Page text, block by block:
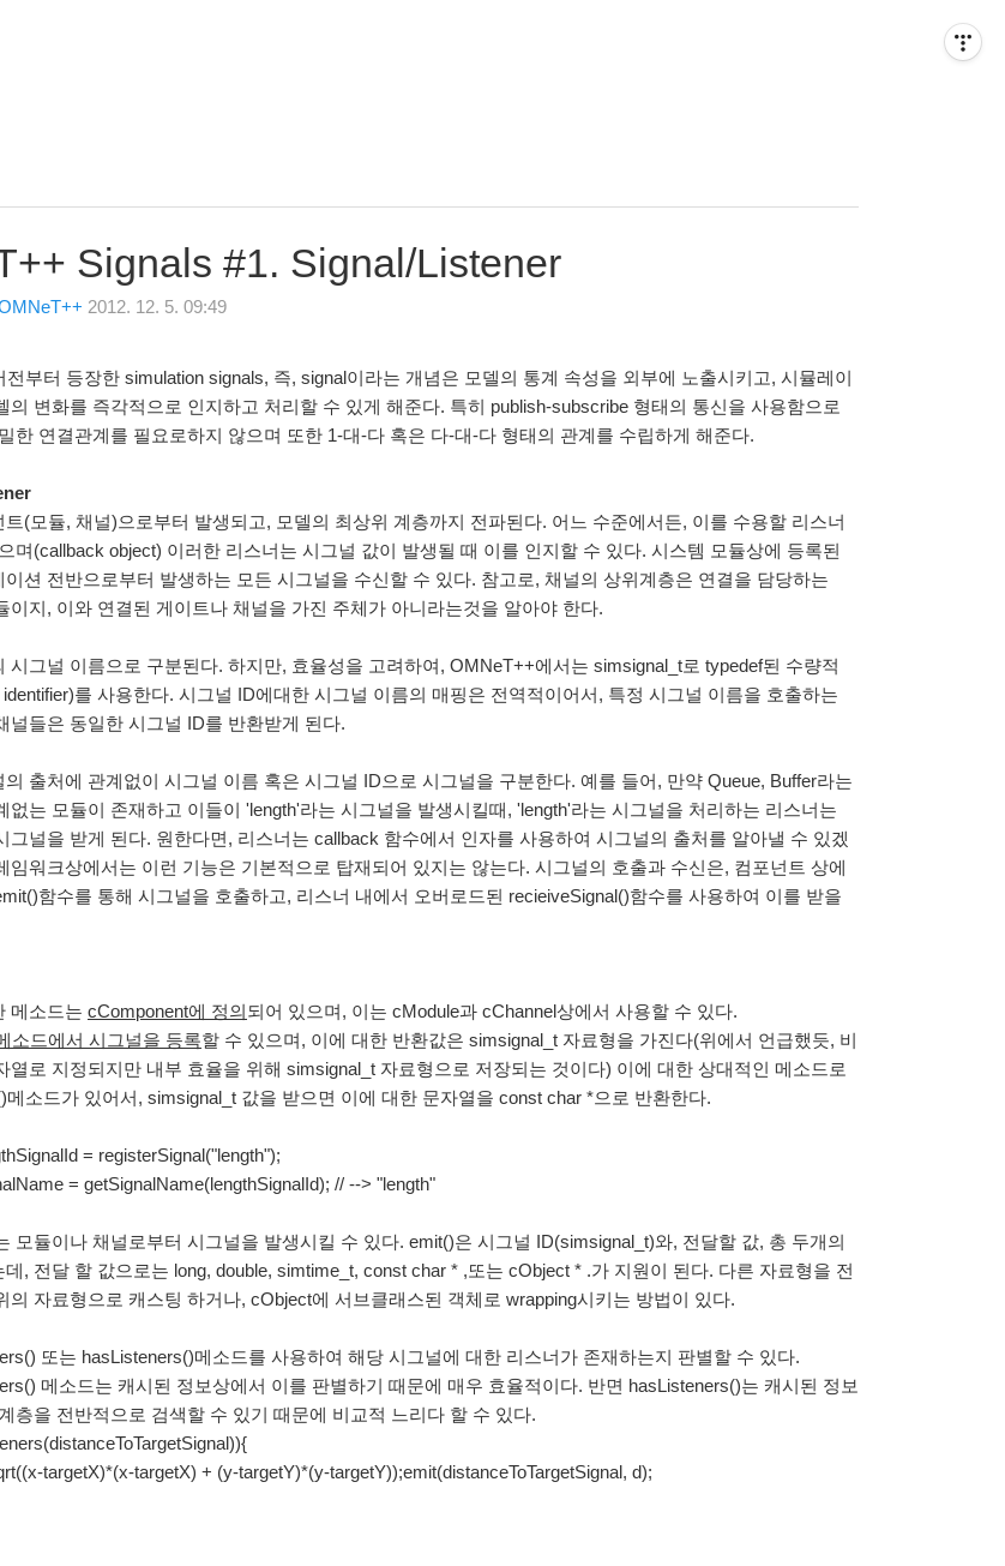
Signals #1. Signal/Listener
2012. 12. 5. 09:49
부터 등장한 simulation signals, 즉, signal이라는 개념은 모델의 통계 속성을 외부에 노출시키고, 시뮬레이
의 변화를 즉각적으로 인지하고 처리할 수 있게 해준다. 특히 publish-subscribe 형태의 통신을 사용함으로
한 연결관계를 필요로하지 않으며 또한 1-대-다 혹은 다-대-다 형태의 관계를 수립하게 해준다.
(모듈, 채널)으로부터 발생되고, 모델의 최상위 계층까지 전파된다. 어느 수준에서든, 이를 수용할 리스너
며(callback object) 이러한 리스너는 시그널 값이 발생될 때 이를 인지할 수 있다. 시스템 모듈상에 등록된
이션 전반으로부터 발생하는 모든 시그널을 수신할 수 있다. 참고로, 채널의 상위계층은 연결을 담당하는
이지, 이와 연결된 게이트나 채널을 가진 주체가 아니라는것을 알아야 한다.
시그널 이름으로 구분된다. 하지만, 효율성을 고려하여, OMNeT++에서는 simsignal_t로 typedef된 수량적
를 사용한다. 시그널 ID에대한 시그널 이름의 매핑은 전역적이어서, 특정 시그널 이름을 호출하는
널들은 동일한 시그널 ID를 반환받게 된다.
의 출처에 관계없이 시그널 이름 혹은 시그널 ID으로 시그널을 구분한다. 예를 들어, 만약 Queue, Buffer라는
없는 모듈이 존재하고 이들이 'length'라는 시그널을 발생시킬때, 'length'라는 시그널을 처리하는 리스너는
그널을 받게 된다. 원한다면, 리스너는 callback 함수에서 인자를 사용하여 시그널의 출처를 알아낼 수 있겠
임워크상에서는 이런 기능은 기본적으로 탑재되어 있지는 않는다. 시그널의 호출과 수신은, 컴포넌트 상에
함수를 통해 시그널을 호출하고, 리스너 내에서 오버로드된 recieiveSignal()함수를 사용하여 이를 받을
메소드는 cComponent에 정의되어 있으며, 이는 cModule과 cChannel상에서 사용할 수 있다.
소드에서 시그널을 등록할 수 있으며, 이에 대한 반환값은 simsignal_t 자료형을 가진다(위에서 언급했듯, 비
열로 지정되지만 내부 효율을 위해 simsignal_t 자료형으로 저장되는 것이다) 이에 대한 상대적인 메소드로
메소드가 있어서, simsignal_t 값을 받으면 이에 대한 문자열을 const char *으로 반환한다.
= registerSignal("length");
= getSignalName(lengthSignalId); // --> "length"
모듈이나 채널로부터 시그널을 발생시킬 수 있다. emit()은 시그널 ID(simsignal_t)와, 전달할 값, 총 두개의
, 전달 할 값으로는 long, double, simtime_t, const char * ,또는 cObject * .가 지원이 된다. 다른 자료형을 전
의 자료형으로 캐스팅 하거나, cObject에 서브클래스된 객체로 wrapping시키는 방법이 있다.
또는 hasListeners()메소드를 사용하여 해당 시그널에 대한 리스너가 존재하는지 판별할 수 있다.
메소드는 캐시된 정보상에서 이를 판별하기 때문에 매우 효율적이다. 반면 hasListeners()는 캐시된 정보
층을 전반적으로 검색할 수 있기 때문에 비교적 느리다 할 수 있다.
targetX)*(x-targetX) + (y-targetY)*(y-targetY));emit(distanceToTargetSignal, d);